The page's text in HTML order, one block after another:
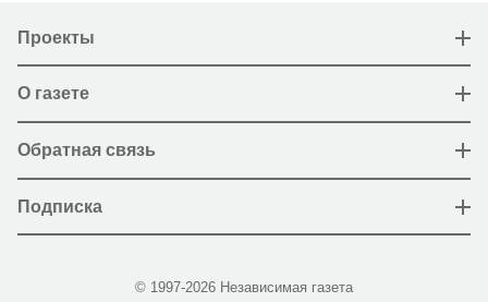
Проекты
О газете
Обратная связь
Подписка
© 1997-2026 Независимая газета